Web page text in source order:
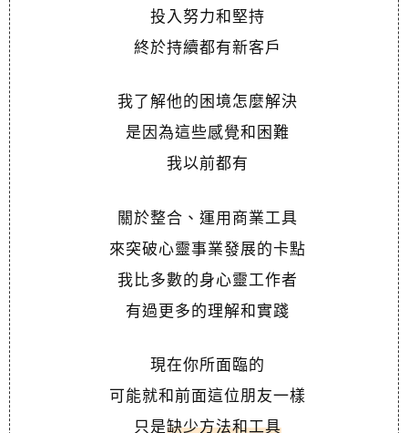
投入努力和堅持
終於持續都有新客戶
我了解他的困境怎麼解決
是因為這些感覺和困難
我以前都有
關於整合、運用商業工具
來突破心靈事業發展的卡點
我比多數的身心靈工作者
有過更多的理解和實踐
現在你所面臨的
可能就和前面這位朋友一樣
只是缺少方法和工具